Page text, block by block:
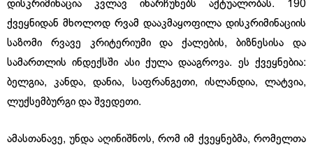
დისკრიმინაცია კვლავ ინარჩუნებს აქტუალობას. 190
ქვეყნიდან მხოლოდ რვამ დააკმაყოფილა დისკრიმინაციის
საზომი რვავე კრიტერიუმი და ქალების, ბიზნესისა და
სამართლის ინდექსში ასი ქულა დააგროვა. ეს ქვეყნებია:
ბელგია, კანდა, დანია, საფრანგეთი, ისლანდია, ლატვია,
ლუქსემბურგი და შვედეთი.
ამასთანავე, უნდა აღინიშნოს, რომ იმ ქვეყნებმა, რომელთა